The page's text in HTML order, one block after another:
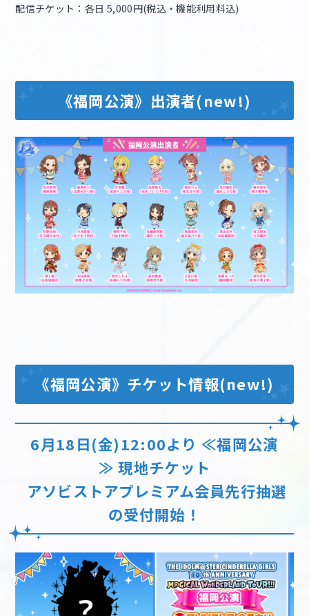
配信チケット：各日 5,000円(税込・機能利用料込)
《福岡公演》出演者(new!)
《福岡公演》チケット情報(new!)
6月18日(金)12:00より ≪福岡公演
≫ 現地チケット
アソビストアプレミアム会員先行抽選
の受付開始！